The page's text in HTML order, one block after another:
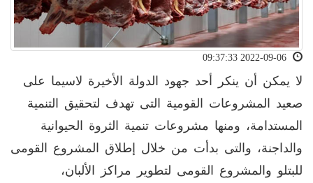
لا يمكن أن ينكر أحد جهود الدولة الأخيرة لاسيما على
صعيد المشروعات القومية التى تهدف لتحقيق التنمية
المستدامة، ومنها مشروعات تنمية الثروة الحيوانية
والداجنة، والتى بدأت من خلال إطلاق المشروع القومى
للبتلو والمشروع القومى لتطوير مراكز الألبان،